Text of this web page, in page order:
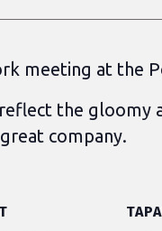
meeting at the
the gloomy
company.